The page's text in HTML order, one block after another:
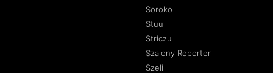
Soroko
Stuu
Striczu
Szalony Reporter
Szeli